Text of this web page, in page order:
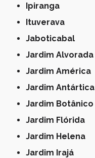
Ipiranga
Ituverava
Jaboticabal
Jardim Alvorada
Jardim América
Jardim Antártica
Jardim Botânico
Jardim Flórida
Jardim Helena
Jardim Irajá